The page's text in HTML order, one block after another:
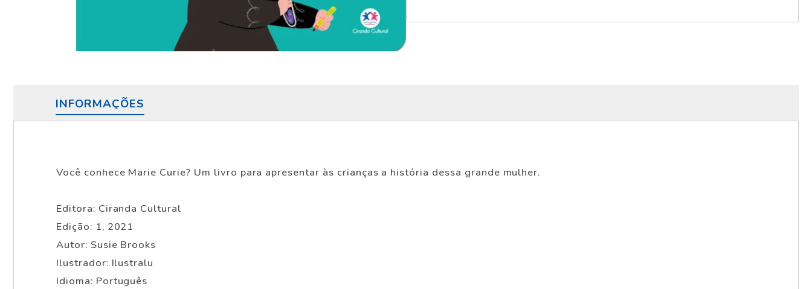
INFORMAÇÕES
Você conhece Marie Curie? Um livro para apresentar às crianças a história dessa grande mulher.
Editora: Ciranda Cultural
Edição: 1, 2021
Autor: Susie Brooks
Ilustrador: Ilustralu
Idioma: Português